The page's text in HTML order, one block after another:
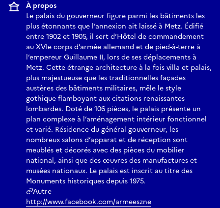
À propos
Le palais du gouverneur figure parmi les bâtiments les
plus étonnants que l’annexion ait laissé à Metz. Édifié
entre 1902 et 1905, il sert d’Hôtel de commandement
au XVIe corps d’armée allemand et de pied-à-terre à
l’empereur Guillaume II, lors de ses déplacements à
Metz. Cette étrange architecture à la fois villa et palais,
plus majestueuse que les traditionnelles façades
austères des bâtiments militaires, mêle le style
gothique flamboyant aux citations renaissantes
lombardes. Doté de 106 pièces, le palais présente un
plan complexe à l’aménagement intérieur fonctionnel
et varié. Résidence du général gouverneur, les
nombreux salons d’apparat et de réception sont
meublés et décorés avec des pièces du mobilier
national, ainsi que des œuvres des manufactures et
musées nationaux. Le palais est inscrit au titre des
Monuments historiques depuis 1975.
Autre
http://www.facebook.com/armeeszne